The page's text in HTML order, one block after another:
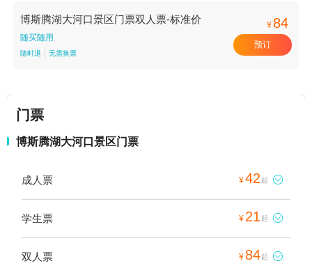
博斯腾湖大河口景区门票双人票-标准价
随买随用
随时退 无需换票
¥ 84
预订
门票
博斯腾湖大河口景区门票
成人票 ¥42 起 
学生票 ¥ 21 起 
双人票 ¥ 84起 